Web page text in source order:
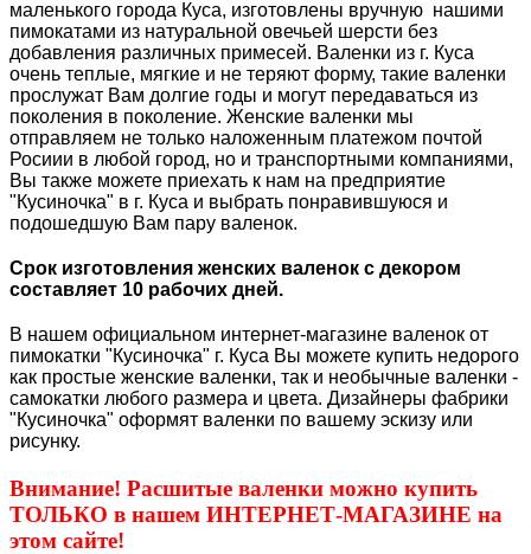
маленького города Куса, изготовлены вручную нашими
пимокатами из натуральной овечьей шерсти без
добавления различных примесей. Валенки из г. Куса
очень теплые, мягкие и не теряют форму, такие валенки
прослужат Вам долгие годы и могут передаваться из
поколения в поколение. Женские валенки мы
отправляем не только наложенным платежом почтой
Росиии в любой город, но и транспортными компаниями,
Вы также можете приехать к нам на предприятие
"Кусиночка" в г. Куса и выбрать понравившуюся и
подошедшую Вам пару валенок.
Срок изготовления женских валенок с декором
составляет 10 рабочих дней.
В нашем официальном интернет-магазине валенок от
пимокатки "Кусиночка" г. Куса Вы можете купить недорого
как простые женские валенки, так и необычные валенки -
самокатки любого размера и цвета. Дизайнеры фабрики
"Кусиночка" оформят валенки по вашему эскизу или
рисунку.
Внимание! Расшитые валенки можно купить
ТОЛЬКО в нашем ИНТЕРНЕТ-МАГАЗИНЕ на
этом сайте!